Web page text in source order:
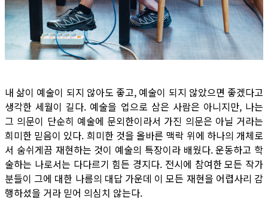
내 삶이 예술이 되지 않아도 좋고, 예술이 되지 않았으면 좋겠다고
생각한 세월이 길다. 예술을 업으로 삼은 사람은 아니지만, 나는
그 의문이 단순히 예술에 문외한이라서 가진 의문은 아닐 거라는
희미한 믿음이 있다. 희미한 것을 올바른 맥락 위에 하나의 개체로
서 숨쉬게끔 재현하는 것이 예술의 특장이라 배웠다. 운동하고 학
술하는 나로서는 다다르기 힘든 경지다. 전시에 참여한 모든 작가
분들이 그에 대한 나름의 대답 가운데 이 모든 재현을 어렵사리 감
행하셨을 거라 믿어 의심치 않는다.